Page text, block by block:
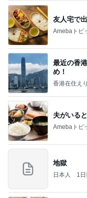
友人宅で
Amebaトピ
最近の香
め！
香港在住え
夫がいる
Amebaトピ
地獄
日本人 1